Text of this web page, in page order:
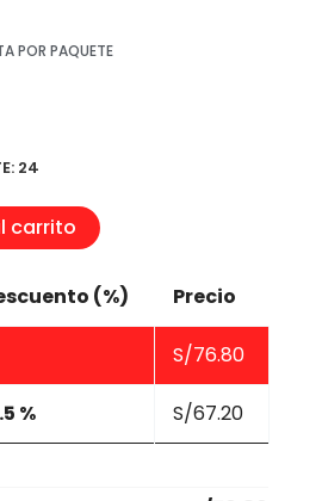
POR PAQUETE
24
carrito
(%) Precio
S/76.80
% S/67.20